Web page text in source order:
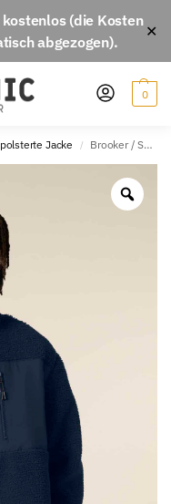
kostenlos(die Kosten
abgezogen).
✕
0
Jacke / Brooker / STJU248